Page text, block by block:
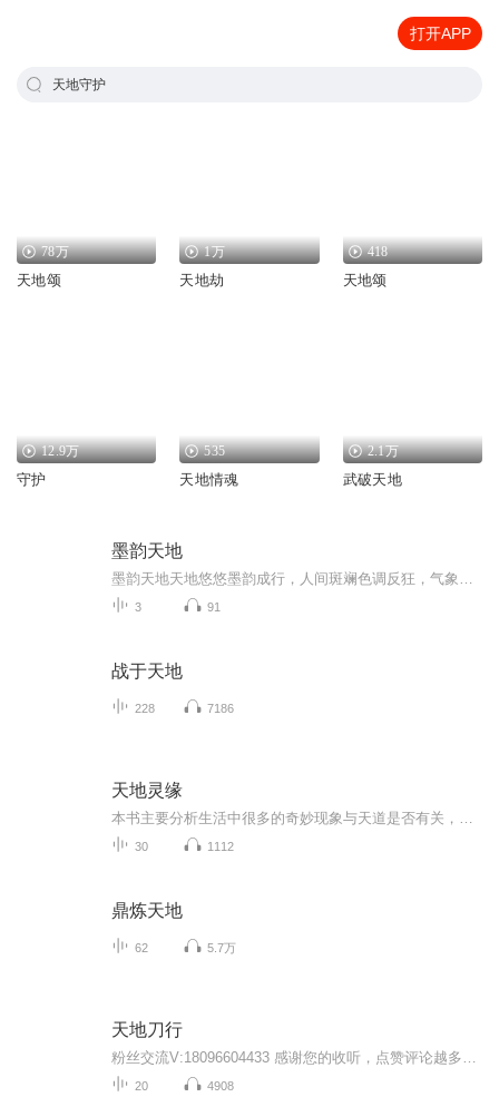
打开APP
天地守护
78万
天地颂
1万
天地劫
418
天地颂
12.9万
守护
535
天地情魂
2.1万
武破天地
墨韵天地
3 91
战于天地
228 7186
天地灵缘
30 1112
鼎炼天地
62 5.7万
天地刀行
20 4908